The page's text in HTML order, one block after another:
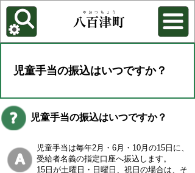
各種機能
背景色を変更する
児童手当の振込はいつですか？
児童手当の振込はいつですか？
児童手当は毎年2月・6月・10月の15日に、
受給者名義の指定口座へ振込します。
15日が土曜日・日曜日、祝日の場合は、そ